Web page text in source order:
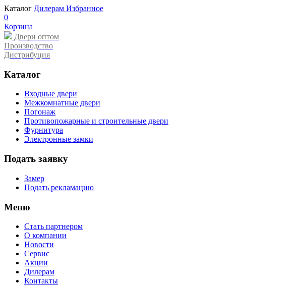
Каталог Дилерам Избранное
0
Корзина
Двери оптом
Производство
Дистрибуция
Каталог
Входные двери
Межкомнатные двери
Погонаж
Противопожарные и строительные двери
Фурнитура
Электронные замки
Подать заявку
Замер
Подать рекламацию
Меню
Стать партнером
О компании
Новости
Сервис
Акции
Дилерам
Контакты